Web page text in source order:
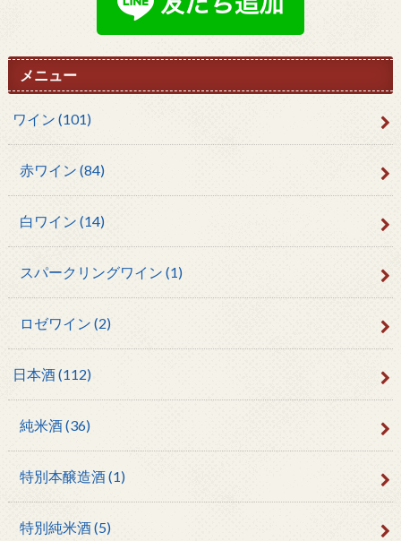
メニュー
ワイン (101)
赤ワイン (84)
白ワイン (14)
スパークリングワイン (1)
ロゼワイン (2)
日本酒(112)
純米酒(36)
特別本醸造酒(1)
特別純米酒(5)